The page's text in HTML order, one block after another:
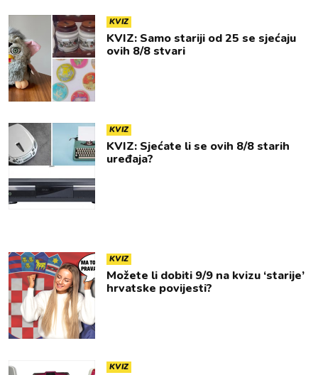
KVIZ
KVIZ: Samo stariji od 25 se sjećaju
ovih 8/8 stvari
KVIZ
KVIZ: Sjećate li se ovih 8/8 starih
uređaja?
KVIZ
Možete li dobiti 9/9 na kvizu ‘starije’
hrvatske povijesti?
KVIZ